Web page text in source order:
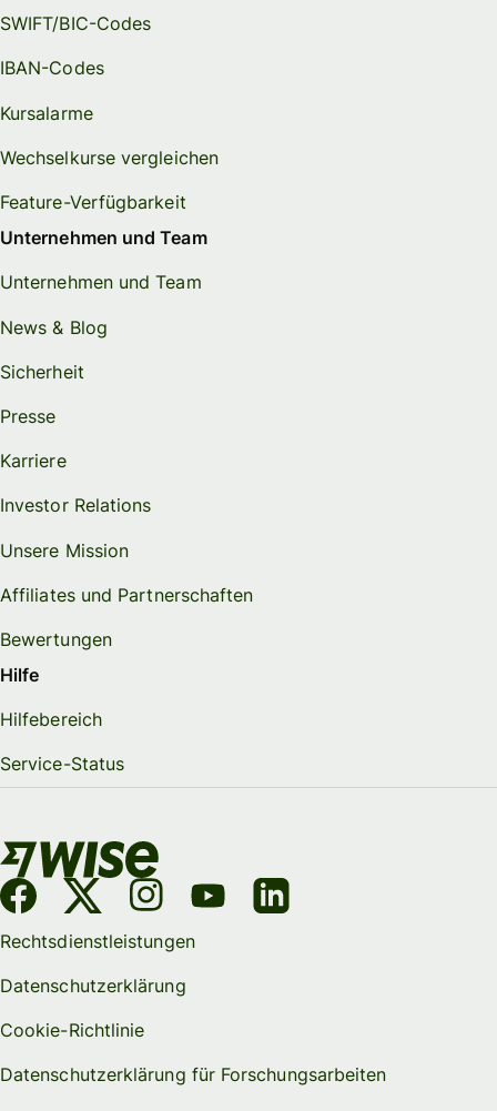
SWIFT/BIC-Codes
IBAN-Codes
Kursalarme
Wechselkurse vergleichen
Feature-Verfügbarkeit
Unternehmen und Team
Unternehmen und Team
News & Blog
Sicherheit
Presse
Karriere
Investor Relations
Unsere Mission
Affiliates und Partnerschaften
Bewertungen
Hilfe
Hilfebereich
Service-Status
Rechtsdienstleistungen
Datenschutzerklärung
Cookie-Richtlinie
Datenschutzerklärung für Forschungsarbeiten